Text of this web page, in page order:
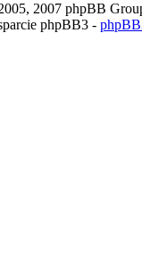
2007 phpBB
phpBB3 -